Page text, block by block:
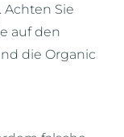
Sie
auf den
die Organic